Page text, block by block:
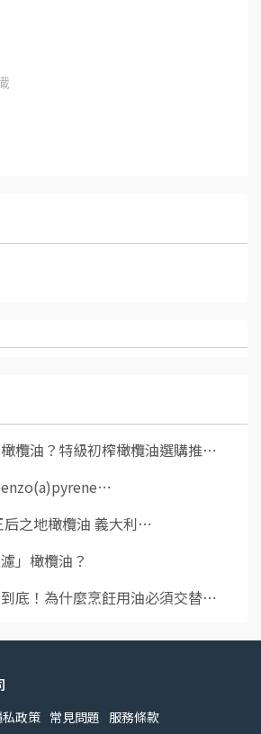
欖油？特級初榨橄欖油選購推⋯
之地橄欖油 義大利⋯
」橄欖油？
底！為什麼烹飪用油必須交替⋯
私政策 常見問題 服務條款